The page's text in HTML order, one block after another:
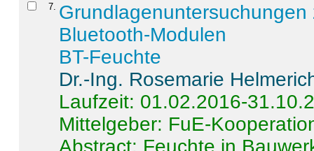
7
Bluetooth-Modulen
BT-Feuchte
Dr.-Ing. Rosemarie
Laufzeit: 01.02.2016-
Mittelgeber: FuE-
Abstract: Feuchte in